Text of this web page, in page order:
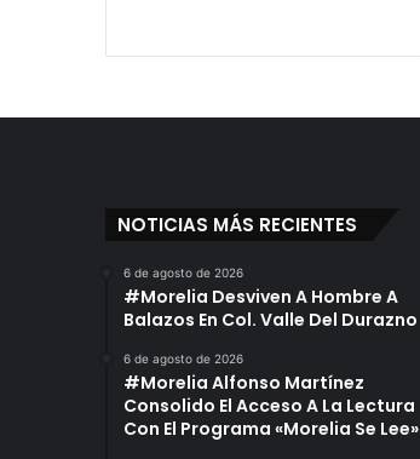
NOTICIAS MÁS RECIENTES
6 de agosto de 2026
#Morelia Desviven A Hombre A
Balazos En Col. Valle Del Durazno
6 de agosto de 2026
#Morelia Alfonso Martínez
Consolido El Acceso A La Lectura
Con El Programa «Morelia Se Lee»